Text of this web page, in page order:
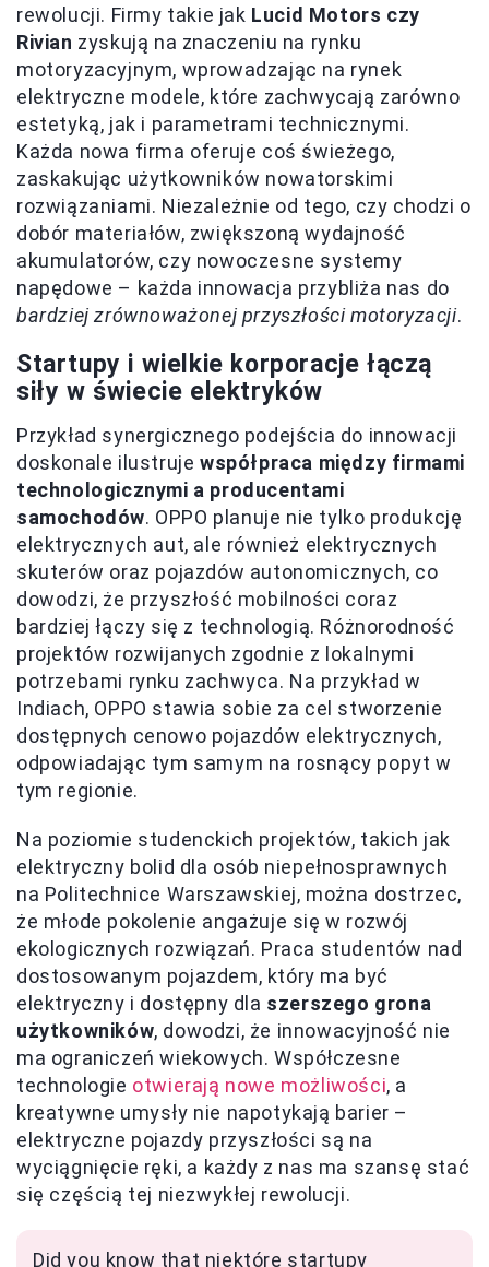
rewolucji. Firmy takie jak Lucid Motors czy
Rivian zyskują na znaczeniu na rynku
motoryzacyjnym, wprowadzając na rynek
elektryczne modele, które zachwycają zarówno
estetyką, jak i parametrami technicznymi.
Każda nowa firma oferuje coś świeżego,
zaskakując użytkowników nowatorskimi
rozwiązaniami. Niezależnie od tego, czy chodzi o
dobór materiałów, zwiększoną wydajność
akumulatorów, czy nowoczesne systemy
napędowe – każda innowacja przybliża nas do
bardziej zrównoważonej przyszłości motoryzacji.
Startupy i wielkie korporacje łączą
siły w świecie elektryków
Przykład synergicznego podejścia do innowacji
doskonale ilustrujewspółpraca między firmami
technologicznymi a producentami
samochodów. OPPO planuje nie tylko produkcję
elektrycznych aut, ale również elektrycznych
skuterów oraz pojazdów autonomicznych, co
dowodzi, że przyszłość mobilności coraz
bardziej łączy się z technologią. Różnorodność
projektów rozwijanych zgodnie z lokalnymi
potrzebami rynku zachwyca. Na przykład w
Indiach, OPPO stawia sobie za cel stworzenie
dostępnych cenowo pojazdów elektrycznych,
odpowiadając tym samym na rosnący popyt w
tym regionie.
Na poziomie studenckich projektów, takich jak
elektryczny bolid dla osób niepełnosprawnych
na Politechnice Warszawskiej, można dostrzec,
że młode pokolenie angażuje się w rozwój
ekologicznych rozwiązań. Praca studentów nad
dostosowanym pojazdem, który ma być
elektryczny i dostępny dla szerszego grona
użytkowników, dowodzi, że innowacyjność nie
ma ograniczeń wiekowych. Współczesne
technologie otwierają nowe możliwości, a
kreatywne umysły nie napotykają barier –
elektryczne pojazdy przyszłości są na
wyciągnięcie ręki, a każdy z nas ma szansę stać
się częścią tej niezwykłej rewolucji.
Did you know that niektóre startupy